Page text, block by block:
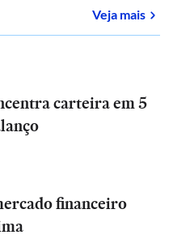
Veja mais
carteira em 5
financeiro